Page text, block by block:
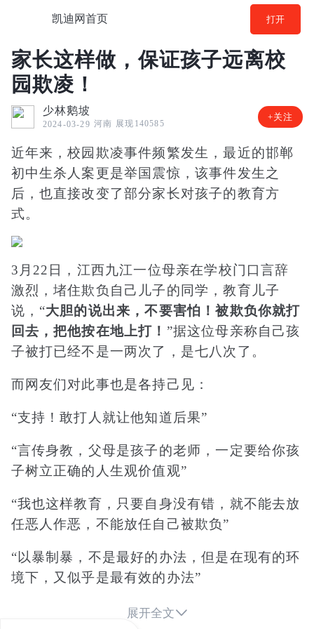
凯迪网首页 打开
家长这样做，保证孩子远离校
园欺凌！
少林鹅坡
2024-03-29 河南 展现140585
+关注
近年来，校园欺凌事件频繁发生，最近的邯郸
初中生杀人案更是举国震惊，该事件发生之
后，也直接改变了部分家长对孩子的教育方
式。
3月22日，江西九江一位母亲在学校门口言辞
激烈，堵住欺负自己儿子的同学，教育儿子
说，“大胆的说出来，不要害怕！被欺负你就打
回去，把他按在地上打！ ”据这位母亲称自己孩
子被打已经不是一两次了，是七八次了。
而网友们对此事也是各持己见：
“支持！敢打人就让他知道后果”
“言传身教，父母是孩子的老师，一定要给你孩
子树立正确的人生观价值观”
“我也这样教育，只要自身没有错，就不能去放
任恶人作恶，不能放任自己被欺负”
“以暴制暴，不是最好的办法，但是在现有的环
境下，又似乎是最有效的办法”
“这样的教育后果真可怕”
展开全文